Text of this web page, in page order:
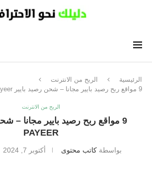
الرئيسية
الربح من الانترنت
9 مواقع ربح رصيد بايير مجانا – شحن رصيد بايير Payeer
الربح من الانترنت
9 مواقع ربح رصيد بايير مجانا –
PAYEER
بواسطة كاتب محتوى أكتوبر 7, 2024